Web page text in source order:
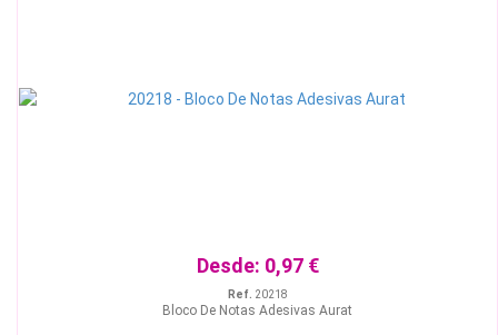
Desde: 0,97 €
Ref. 20218
Bloco De Notas Adesivas Aurat